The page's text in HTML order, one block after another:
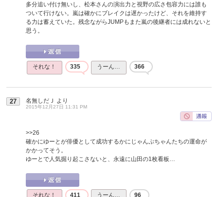
多分追い付け無いし、松本さんの演出力と視野の広さ包容力には誰も
ついて行けない。嵐は確かにブレイクは遅かったけど、それを維持す
る力は蓄えていた。残念ながらJUMPもまた嵐の後継者には成れないと
思う。
それな！ 335 うーん… 366
27 名無しだＪ より
2015年12月27日 11:31 PM
>>26
確かにゆーとが俳優として成功するかにじゃんぷちゃんたちの運命が
かかってそう。
ゆーとで人気掘り起こさないと、永遠に山田の1枚看板…
それな！ 411 うーん… 96